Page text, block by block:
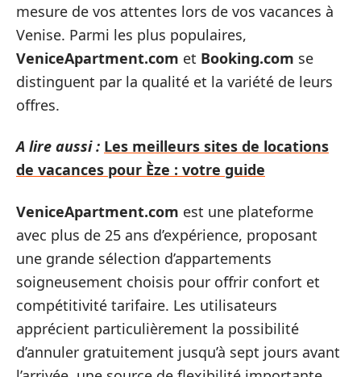
mesure de vos attentes lors de vos vacances à
Venise. Parmi les plus populaires,
VeniceApartment.com et Booking.com se
distinguent par la qualité et la variété de leurs
offres.
A lire aussi : Les meilleurs sites de locations
de vacances pour Èze : votre guide
VeniceApartment.com est une plateforme
avec plus de 25 ans d’expérience, proposant
une grande sélection d’appartements
soigneusement choisis pour offrir confort et
compétitivité tarifaire. Les utilisateurs
apprécient particulièrement la possibilité
d’annuler gratuitement jusqu’à sept jours avant